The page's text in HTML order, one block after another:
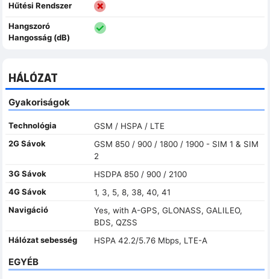
Hűtési Rendszer
Hangszoró
Hangosság (dB)
HÁLÓZAT
Gyakoriságok
Technológia
GSM / HSPA / LTE
2G Sávok
GSM 850 / 900 / 1800 / 1900 - SIM 1 & SIM
2
3G Sávok
HSDPA 850 / 900 / 2100
4G Sávok
1, 3, 5, 8, 38, 40, 41
Navigáció
Yes, with A-GPS, GLONASS, GALILEO,
BDS, QZSS
Hálózat sebesség
HSPA 42.2/5.76 Mbps, LTE-A
EGYÉB